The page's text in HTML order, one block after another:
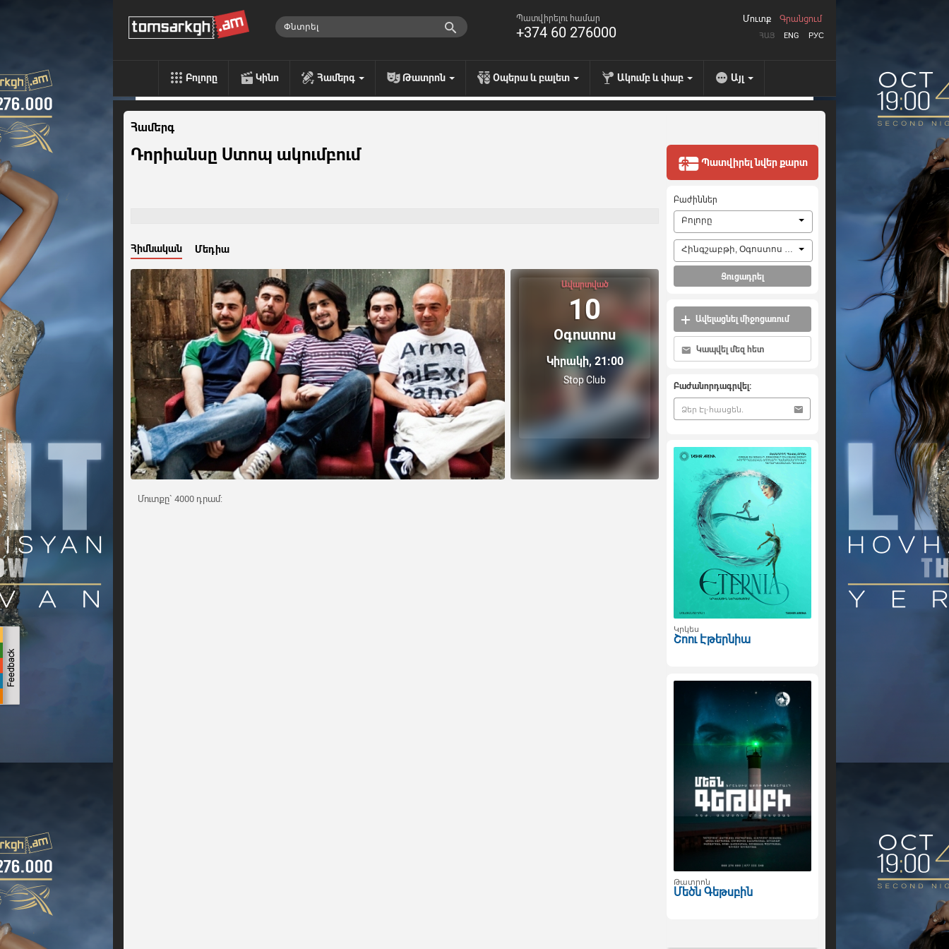
Պատվիրելու համար
+374 60 276000 ՀԱՅ ENG РУС
Մուտք Գրանցում
Բոլորը Կինո Համերգ Թատրոն Օպերա և բալետ Ակումբ և փաբ Այլ
Համերգ
Դորիանսը Ստոպ ակումբում
Հիմնական Մեդիա
Ավարտված
10
Օգոստոս
Կիրակի, 21:00
Stop Club
Մուտքը` 4000 դրամ:
Պատվիրել նվեր քարտ
Բաժիններ
Բոլորը
Հինգշաբթի, Օգոստոս 6, 2026
Ցուցադրել
Ավելացնել միջոցառում
Կապվել մեզ հետ
Բաժանորդագրվել:
Կրկես
Շոու Էթերնիա
Թատրոն
Մեծն Գեթսբին